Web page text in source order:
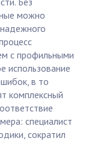
можно
с профильными
использование
в то
комплексный
специалист
сократил